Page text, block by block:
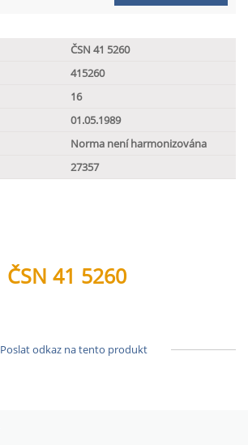
ČSN 41 5260
415260
16
01.05.1989
Norma není harmonizována
27357
ČSN 41 5260
Poslat odkaz na tento produkt